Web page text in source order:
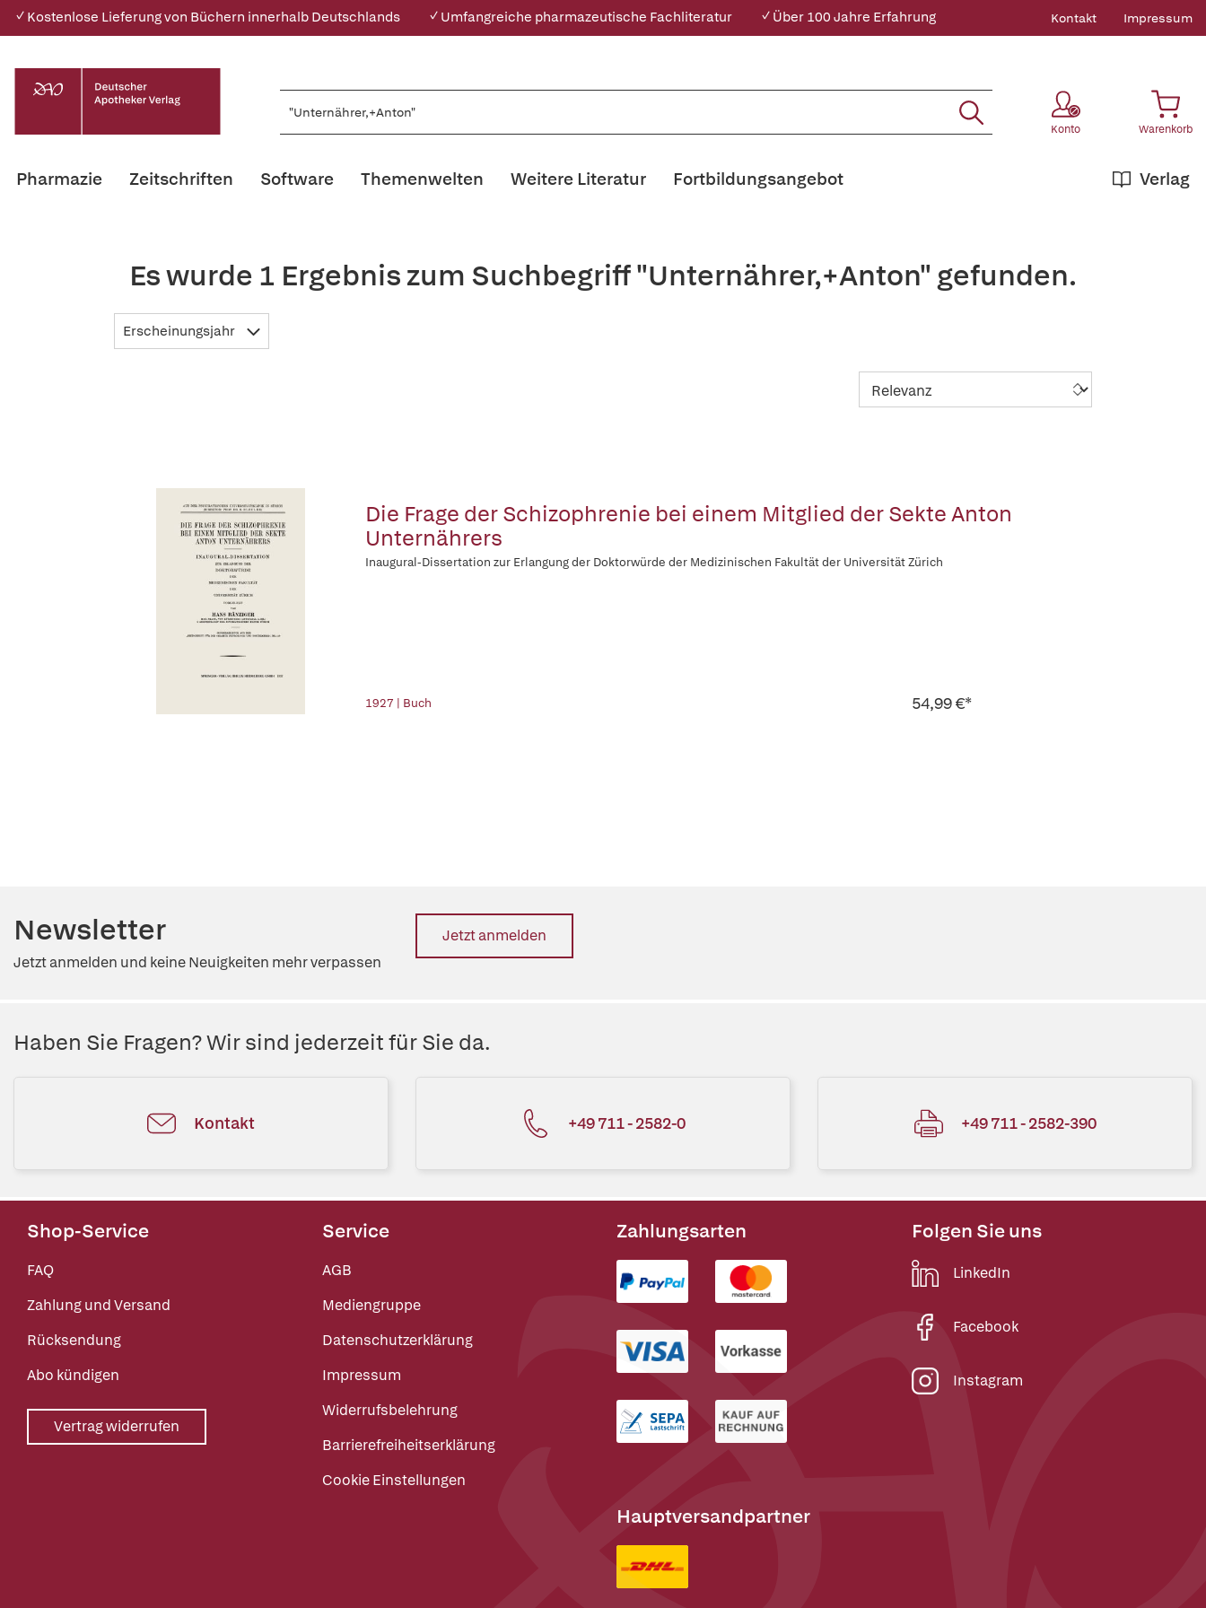
✓ Kostenlose Lieferung von Büchern innerhalb Deutschlands ✓ Umfangreiche pharmazeutische Fachliteratur ✓ Über 100 Jahre Erfahrung Kontakt Impressum
Konto Warenkorb
Pharmazie Zeitschriften Software Themenwelten Weitere Literatur Verlag
Fortbildungsangebot
Es wurde 1 Ergebnis zum Suchbegriff "Unternährer,+Anton" gefunden.
Erscheinungsjahr
Die Frage der Schizophrenie bei einem Mitglied der Sekte Anton
Unternährers
Inaugural-Dissertation zur Erlangung der Doktorwürde der Medizinischen Fakultät der Universität Zürich
1927 | Buch 54,99 €*
Newsletter
Jetzt anmelden und keine Neuigkeiten mehr verpassen
Jetzt anmelden
Haben Sie Fragen? Wir sind jederzeit für Sie da.
Kontakt +49 711 - 2582-0 +49 711 - 2582-390
Shop-Service
FAQ
Zahlung und Versand
Rücksendung
Abo kündigen
Vertrag widerrufen
Service
AGB
Mediengruppe
Datenschutzerklärung
Impressum
Widerrufsbelehrung
Barrierefreiheitserklärung
Cookie Einstellungen
Zahlungsarten
Hauptversandpartner
Folgen Sie uns
LinkedIn
Facebook
Instagram